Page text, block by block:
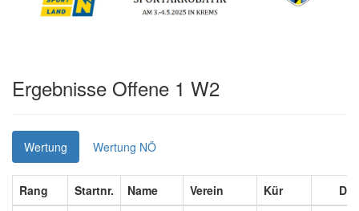
Ergebnisse Offene 1 W2
Wertung Wertung NÖ
Rang Startnr. Name Verein Kür D